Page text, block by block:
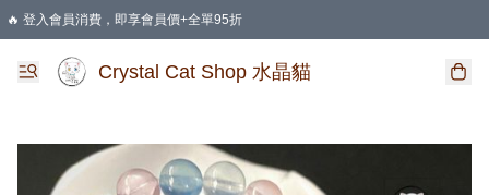
🔥 登入會員消費，即享會員價+全單95折
🛍️ 購物滿HKD 400 即享免運費優惠
Crystal Cat Shop 水晶貓